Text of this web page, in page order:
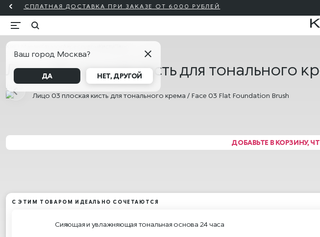
Ваш город Москва?
ДА НЕТ, ДРУГОЙ
KIKO Милан
Лицо 03 плоская кисть для тонального
Лицо
ДОБАВЬТЕ В КОРЗИНУ,
С ЭТИМ ТОВАРОМ ИДЕАЛЬНО СОЧЕТАЮТСЯ
Сияющая и увлажняющая тональная основа 24 часа